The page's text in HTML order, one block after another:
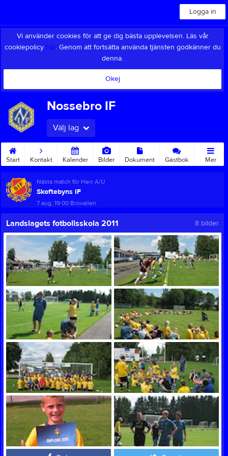
Logga in
Vi använder cookies för att ge dig bästa upplevelsen. Läs vår
cookiepolicy här. Genom att fortsätta använda tjänsten godkänner du
denna.
Okej
Nossebro IF
Välj lag
Start Kontakt Kalender Bilder Dokument Gästbok Mer
Nästa match för Herr A/U
Skoftebyns IF
7 aug, 19:00 Brovallen
Landslagets fotbollsskola 2011 8 bilder